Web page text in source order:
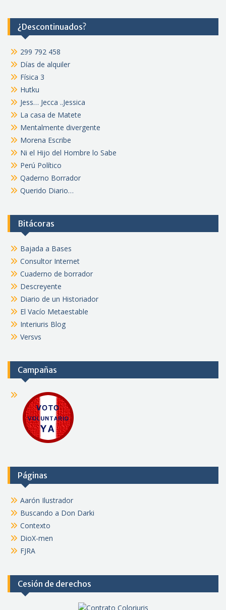
¿Descontinuados?
299 792 458
Días de alquiler
Física 3
Hutku
Jess… Jecca ..Jessica
La casa de Matete
Mentalmente divergente
Morena Escribe
Ni el Hijo del Hombre lo Sabe
Perú Político
Qaderno Borrador
Querido Diario…
Bitácoras
Bajada a Bases
Consultor Internet
Cuaderno de borrador
Descreyente
Diario de un Historiador
El Vacío Metaestable
Interiuris Blog
Versvs
Campañas
Páginas
Aarón Ilustrador
Buscando a Don Darki
Contexto
DioX-men
FJRA
Cesión de derechos